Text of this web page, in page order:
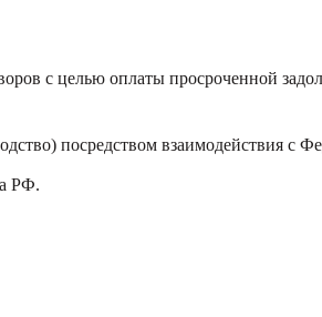
с целью оплаты просроченной
посредством взаимодействия с
РФ.